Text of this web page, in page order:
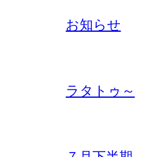
お知らせ
ラタトゥ～